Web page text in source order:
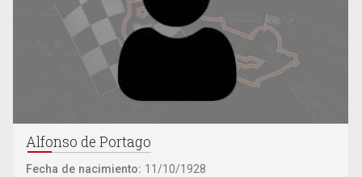
Alfonso de Portago
Fecha de nacimiento: 11/10/1928